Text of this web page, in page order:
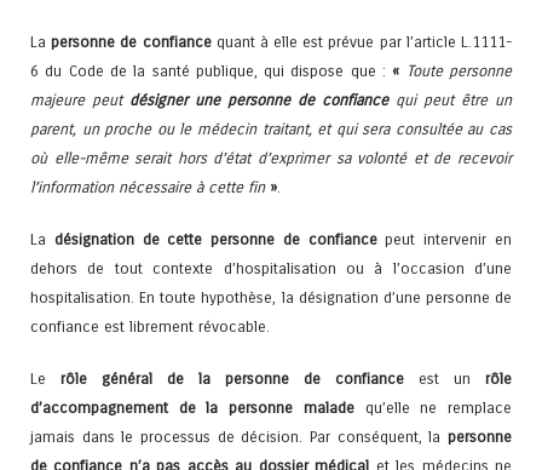
Lapersonne de confiancequant à elle est prévue par l’article L.1111-
6 du Code de la santé publique, qui dispose que :« Toute personne
majeure peut désigner une personne de confiancequi peut être un
parent, un proche ou le médecin traitant, et qui sera consultée au cas
où elle-même serait hors d’état d’exprimer sa volonté et de recevoir
l’information nécessaire à cette fin »
La désignation de cette personne de confiancepeut intervenir en
dehors de tout contexte d’hospitalisation ou à l’occasion d’une
hospitalisation. En toute hypothèse, la désignation d’une personne de
confiance est librement révocable.
Le rôle général de la personne de confiance est un rôle
d’accompagnement de la personne maladequ’elle ne remplace
jamais dans le processus de décision. Par conséquent, la personne
de confiance n’a pas accès au dossier médical et les médecins ne